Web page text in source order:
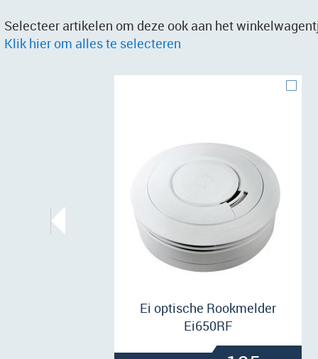
Selecteer artikelen om deze ook aan het
Klik hier om alles te selecteren
Ei optische Rookmelder
Ei650RF